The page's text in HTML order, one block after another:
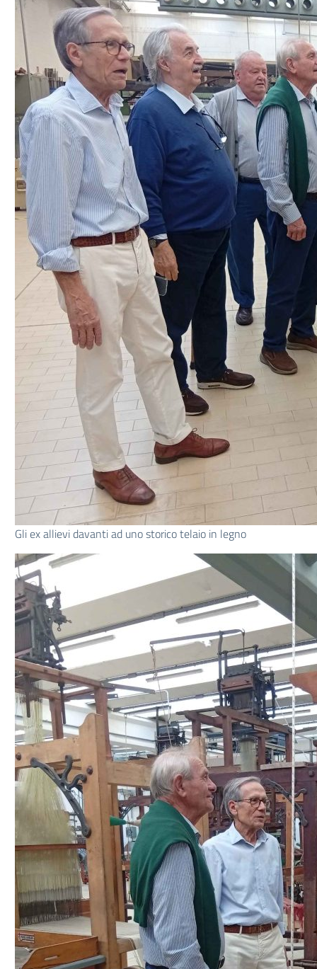
Gli ex allievi davanti ad uno storico telaio in legno